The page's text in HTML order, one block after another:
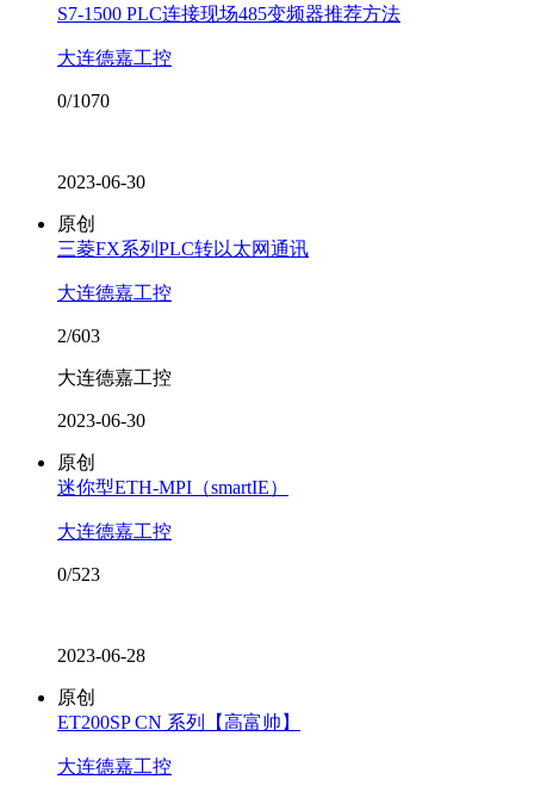
S7-1500 PLC连接现场485变频器推荐方法
大连德嘉工控
0/1070
2023-06-30
原创
三菱FX系列PLC转以太网通讯
大连德嘉工控
2/603
大连德嘉工控
2023-06-30
原创
迷你型ETH-MPI（smartIE）
大连德嘉工控
0/523
2023-06-28
原创
ET200SP CN 系列【高富帅】
大连德嘉工控